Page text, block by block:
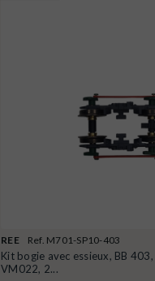
REE Ref. M701-SP10-403
Kit bogie avec essieux, BB
VM022, 2...